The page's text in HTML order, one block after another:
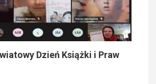
Dzień Książki i Praw